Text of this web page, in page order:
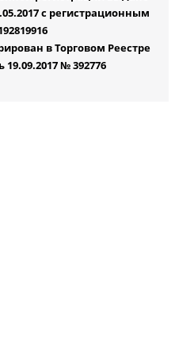
с регистрационным
в Торговом Реестре
№ 392776